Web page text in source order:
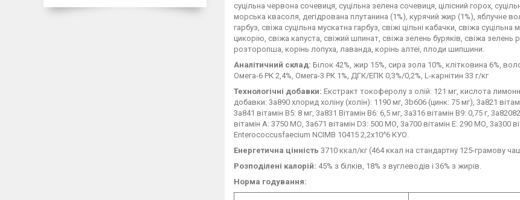
суцільна червона сочевиця, суцільна зелена сочевиця, цілісний горох,
морська квасоля, дегідрована плутанина (1%), курячий жир (1%), яблучне
гарбуз, свіжа суцільна мускатна гарбуз, свіжі цільні кабачки, свіжа суцільна
цикорію, свіжа капуста, свіжий шпинат, свіжа зелень буряків, свіжа зелень
розторопша, корінь лопуха, лаванда, корінь алтеї, плоди шипшини.
Аналітичний склад: Білок 42%, жир 15%, сира зола 10%, клітковина 6%,
Омега-6 РК 2,4%, Омега-3 РК 1%, ДГК/ЕПК 0,3%/0,2%, L-карнітин 33 г/кг
Технологічні добавки: Екстракт токоферолу з олій: 121 мг, кислота
добавки: 3a890 хлорид холіну (холін): 1190 мг, 3b606 (цинк: 75 мг), 3a821
3a841 вітамін B5: 8 мг, 3a831 Вітамін B6: 6,5 мг, 3a316 вітамін B9: 0,75 г,
вітамін A: 3750 МО, 3a671 вітамін D3: 500 МО, 3a700 вітамін E: 290 МО, 3a300
Enterococcusfaecium NCIMB 10415 2,2х10^6 КУО.
Енергетична цінність 3710 ккал/кг (464 ккал на стандартну 125-грамову
Розподілені калорій: 45% з білків, 18% з вуглеводів і 36% з жирів.
Норма годування: